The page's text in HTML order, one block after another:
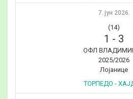
7. јун 2026.
(14)
1 - 3
ОФЛ
2025/2026
Лојанице
ТОРПЕДО -